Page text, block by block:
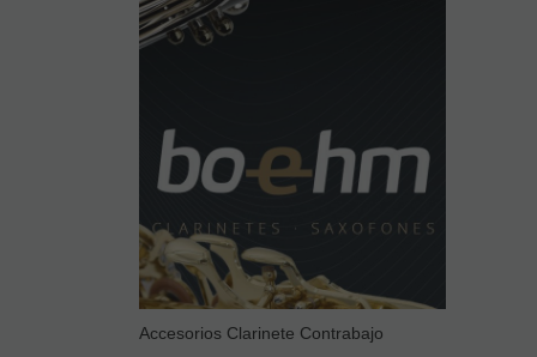
Accesorios Clarinete Contrabajo